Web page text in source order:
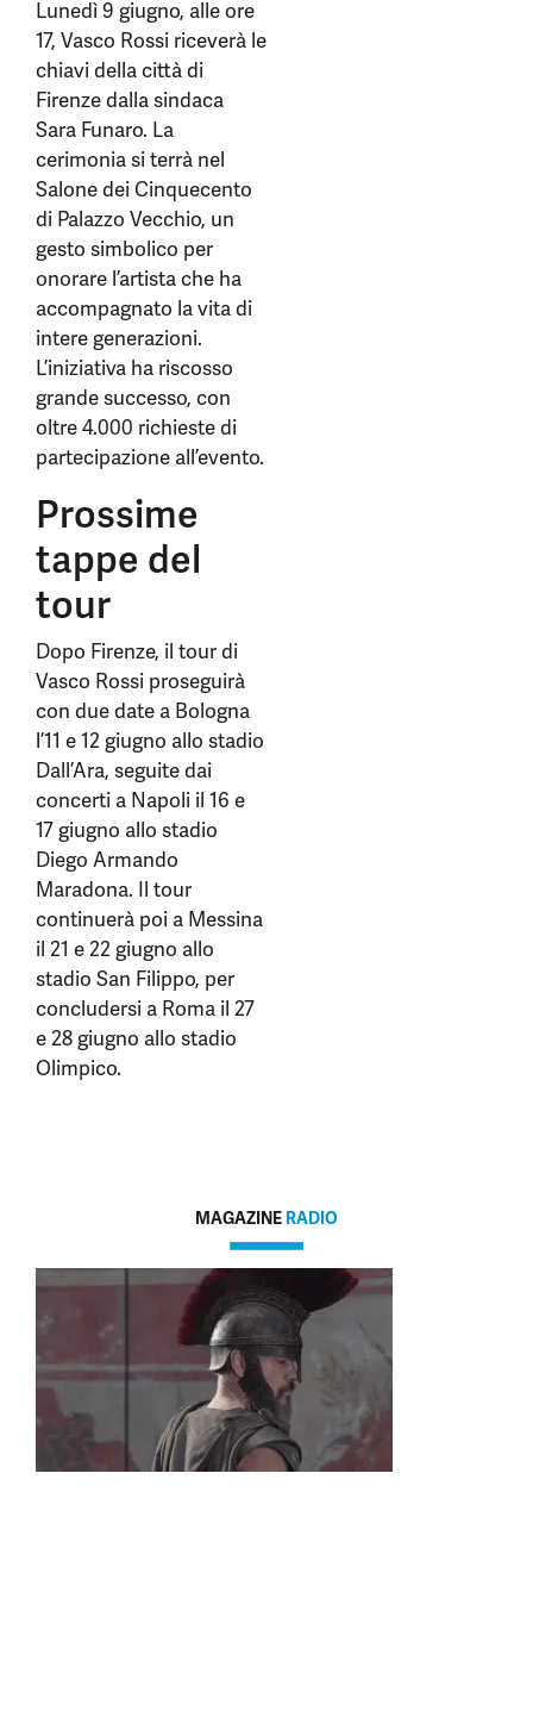
Lunedì 9 giugno, alle ore
17, Vasco Rossi riceverà le
chiavi della città di
Firenze dalla sindaca
Sara Funaro. La
cerimonia si terrà nel
Salone dei Cinquecento
di Palazzo Vecchio, un
gesto simbolico per
onorare l’artista che ha
accompagnato la vita di
intere generazioni.
L’iniziativa ha riscosso
grande successo, con
oltre 4.000 richieste di
partecipazione all’evento.
Prossime
tappe del
tour
Dopo Firenze, il tour di
Vasco Rossi proseguirà
con due date a Bologna
l’11 e 12 giugno allo stadio
Dall’Ara, seguite dai
concerti a Napoli il 16 e
17 giugno allo stadio
Diego Armando
Maradona. Il tour
continuerà poi a Messina
il 21 e 22 giugno allo
stadio San Filippo, per
concludersi a Roma il 27
e 28 giugno allo stadio
Olimpico.
MAGAZINE RADIO